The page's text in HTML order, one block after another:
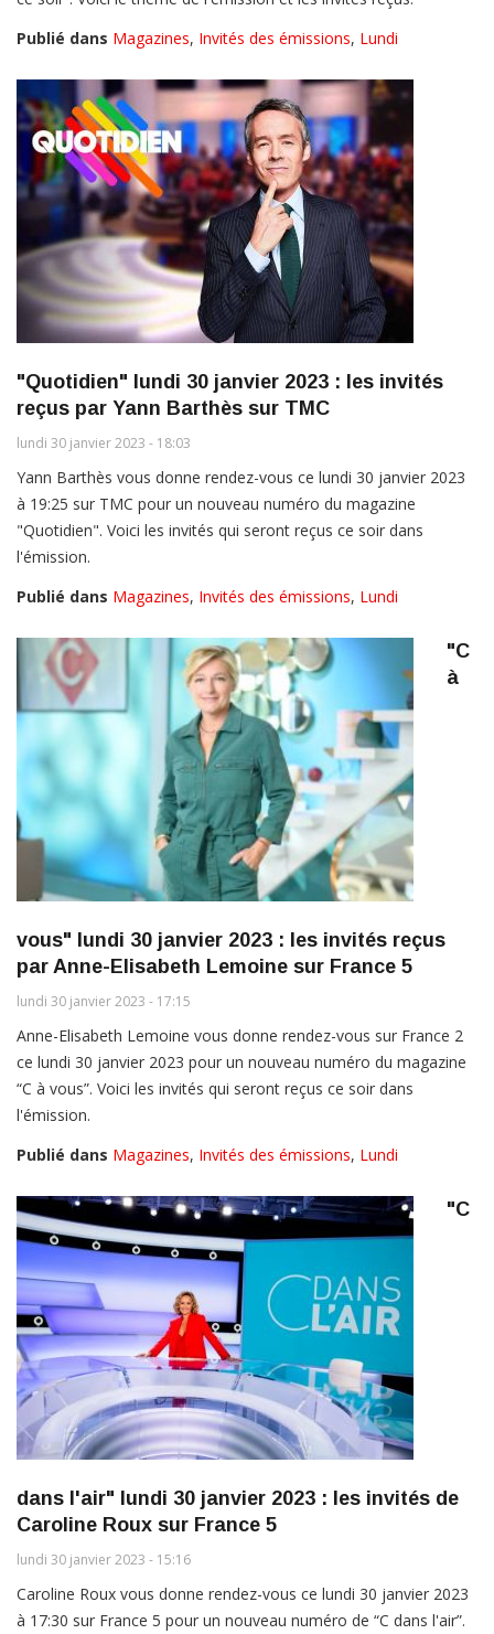
Publié dans Magazines, Invités des émissions, Lundi
"Quotidien" lundi 30 janvier 2023 : les invités
reçus par Yann Barthès sur TMC
lundi 30 janvier 2023 - 18:03
Yann Barthès vous donne rendez-vous ce lundi 30 janvier 2023
à 19:25 sur TMC pour un nouveau numéro du magazine
"Quotidien". Voici les invités qui seront reçus ce soir dans
l'émission.
Publié dans Magazines, Invités des émissions, Lundi
"C
à
vous" lundi 30 janvier 2023 : les invités reçus
par Anne-Elisabeth Lemoine sur France 5
lundi 30 janvier 2023 - 17:15
Anne-Elisabeth Lemoine vous donne rendez-vous sur France 2
ce lundi 30 janvier 2023 pour un nouveau numéro du magazine
“C à vous”. Voici les invités qui seront reçus ce soir dans
l'émission.
Publié dans Magazines, Invités des émissions, Lundi
"C
dans l'air" lundi 30 janvier 2023 : les invités de
Caroline Roux sur France 5
lundi 30 janvier 2023 - 15:16
Caroline Roux vous donne rendez-vous ce lundi 30 janvier 2023
à 17:30 sur France 5 pour un nouveau numéro de “C dans l'air”.